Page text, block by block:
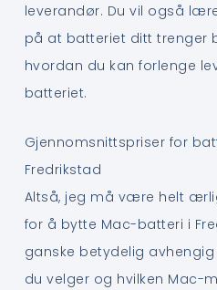
leverandør. Du vil også
på at batteriet ditt trenger
hvordan du kan forlenge
batteriet.
Gjennomsnittspriser for
Fredrikstad
Altså, jeg må være helt
for å bytte Mac-batteri i
ganske betydelig
du velger og hvilken Mac-